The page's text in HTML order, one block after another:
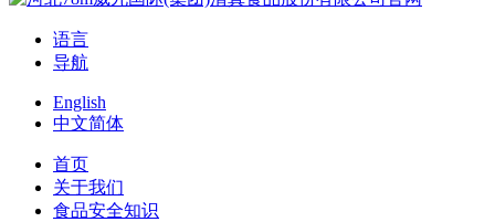
语言
导航
English
中文简体
首页
关于我们
食品安全知识